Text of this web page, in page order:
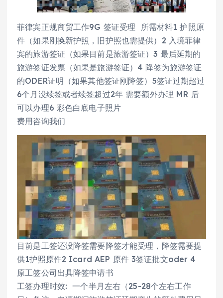
菲律宾正规商贸工作9G 签证受理 所需材料1 护照原
件（如果刚换新护照，旧护照也需提供）2 入境菲律
宾的旅游签证（如果目前是旅游签证）3 最后延期的
旅游签证发票（如果是旅游签证）4 降签为旅游签证
的ODER证明（如果其他签证刚降签）5签证过期超过
6个月没续签或者续签超过2年 需要额外办理 MR 后
可以办理6 彩色白底电子照片
费用咨询我们
目前是工签还没降签需要降签才能受理，降签需要提
供1护照原件2 Icard AEP 原件 3签证批文oder 4
原工签公司出具降签申请书
工签办理时效: 一个半月左右（25-28个左右工作